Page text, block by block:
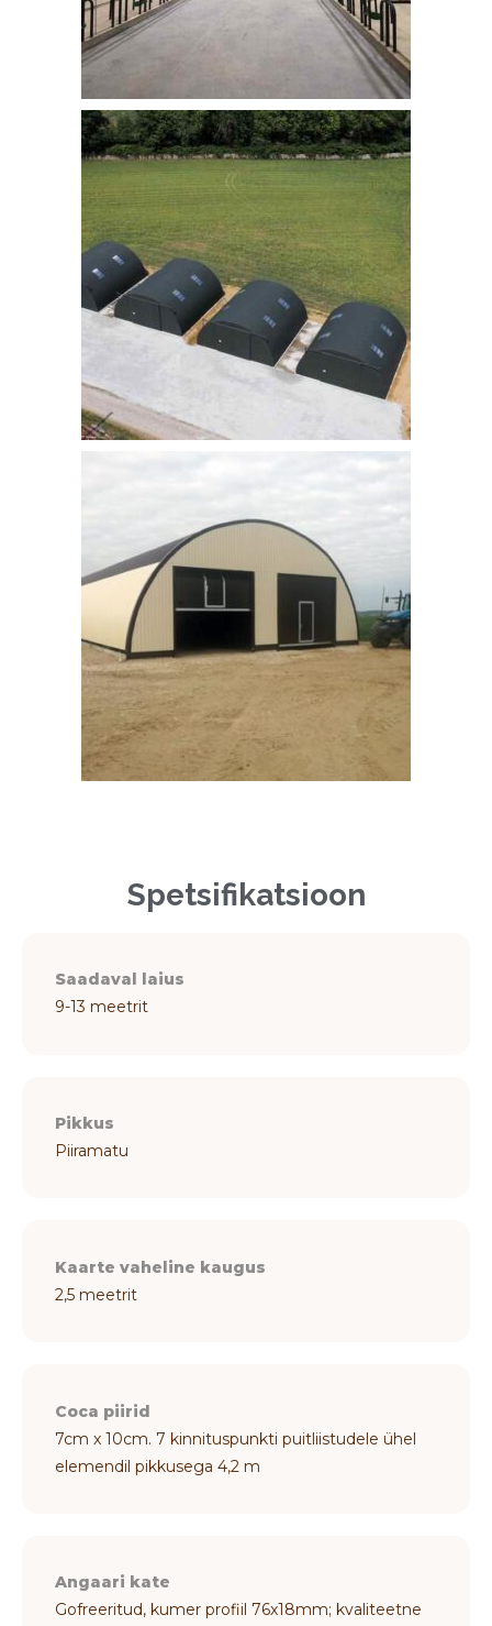
Spetsifikatsioon
Saadaval laius
9-13 meetrit
Pikkus
Piiramatu
Kaarte vaheline kaugus
2,5 meetrit
Coca piirid
7cm x 10cm. 7 kinnituspunkti puitliistudele ühel
elemendil pikkusega 4,2 m
Angaari kate
Gofreeritud, kumer profiil 76x18mm; kvaliteetne